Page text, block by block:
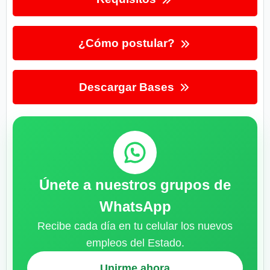
¿Cómo postular?
Descargar Bases
Únete a nuestros grupos de
WhatsApp
Recibe cada día en tu celular los nuevos
empleos del Estado.